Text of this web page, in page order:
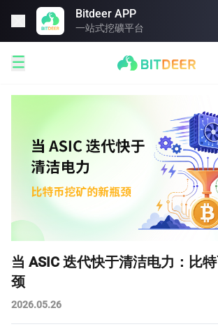
Bitdeer APP
一站式挖礦平台

当 ASIC 迭代快于清洁电力：比
颈
2026.05.26